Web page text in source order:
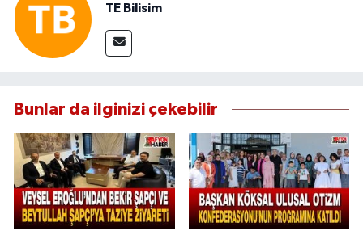
TE Bilisim
Bunlar da ilginizi çekebilir